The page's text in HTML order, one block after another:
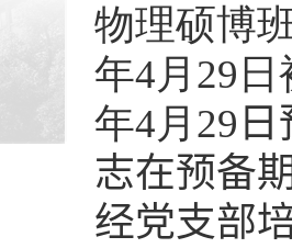
物理硕博
年4月 29
年4月 29
志在预备
经党支部